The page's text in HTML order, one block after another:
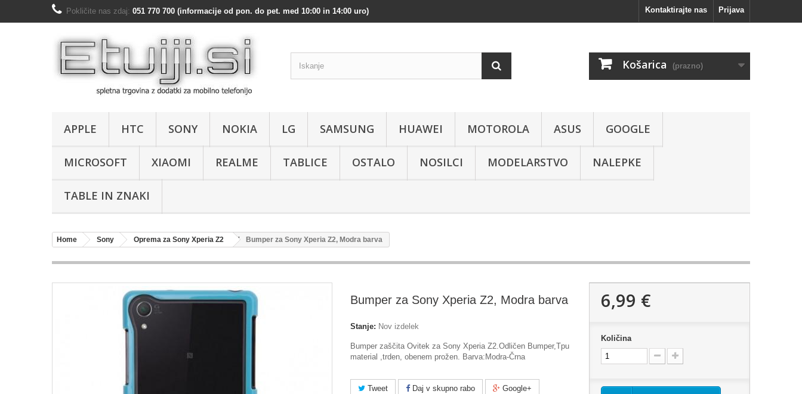
Prijava
Kontaktirajte nas
Pokličite nas zdaj: 051 770 700 (informacije od pon. do pet. med 10:00 in 14:00 uro)
Košarica (prazno)
APPLE HTC SONY NOKIA LG SAMSUNG HUAWEI MOTOROLA ASUS GOOGLE
MICROSOFT XIAOMI REALME TABLICE OSTALO NOSILCI MODELARSTVO NALEPKE
TABLE IN ZNAKI
Home Sony Oprema za Sony Xperia Z2 Bumper za Sony Xperia Z2, Modra barva
Bumper za Sony Xperia Z2, Modra barva
Stanje: Nov izdelek
Bumper zaščita Ovitek za Sony Xperia Z2.Odličen Bumper,Tpu
material ,trden, obenem prožen. Barva:Modra-Črna
Tweet Daj v skupno rabo Google+
6,99 €
Količina